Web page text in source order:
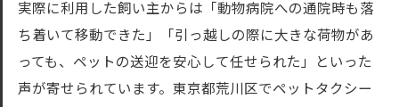
実際に利用した飼い主からは「動物病院への通院時も落
ち着いて移動できた」「引っ越しの際に大きな荷物があ
っても、ペットの送迎を安心して任せられた」といった
声が寄せられています。東京都荒川区でペットタクシー